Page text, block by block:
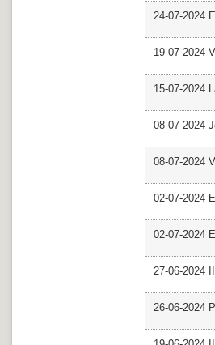
24-07-2024
19-07-2024
15-07-2024
08-07-2024
08-07-2024
02-07-2024
02-07-2024
27-06-2024
26-06-2024